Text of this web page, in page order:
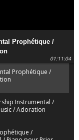
Prophétique /
01:11:04
Prophétique /
Instrumental /
/ Adoration
/